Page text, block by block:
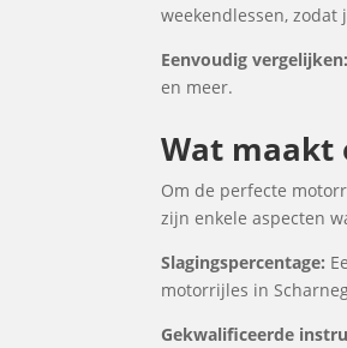
weekendlessen,
Eenvoudig vergelijken:
en meer.
Wat maakt
Om de perfecte
zijn enkele aspecten
Slagingspercentage:
motorrijles in
Gekwalificeerde